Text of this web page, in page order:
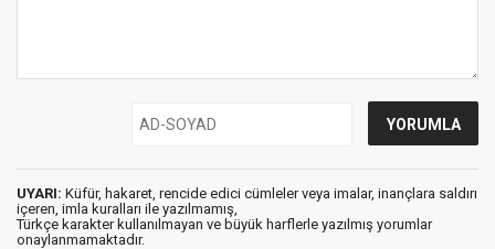
UYARI: Küfür, hakaret, rencide edici cümleler veya imalar, inançlara saldırı
içeren, imla kuralları ile yazılmamış,
Türkçe karakter kullanılmayan ve büyük harflerle yazılmış yorumlar
onaylanmamaktadır.